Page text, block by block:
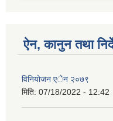
ऐन, कानुन तथा
विनियोजन एेन २०७९
मिति: 07/18/2022 - 12:42